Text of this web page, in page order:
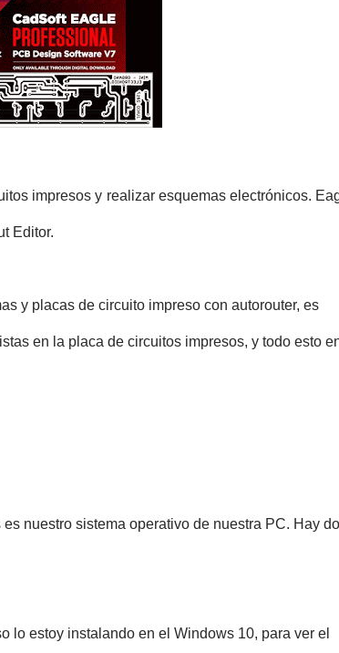
impresos y realizar esquemas electrónicos.
Editor.
y placas de circuito impreso con autorouter, es
en la placa de circuitos impresos, y todo esto
nuestro sistema operativo de nuestra PC. Hay
lo estoy instalando en el Windows 10, para ver el